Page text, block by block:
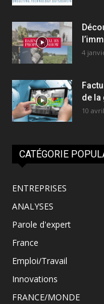
4
de la
10
CATÉGORIE
ENTREPRISES
ANALYSES
Parole d'expert
France
Emploi/Travail
Innovations
FRANCE/MONDE